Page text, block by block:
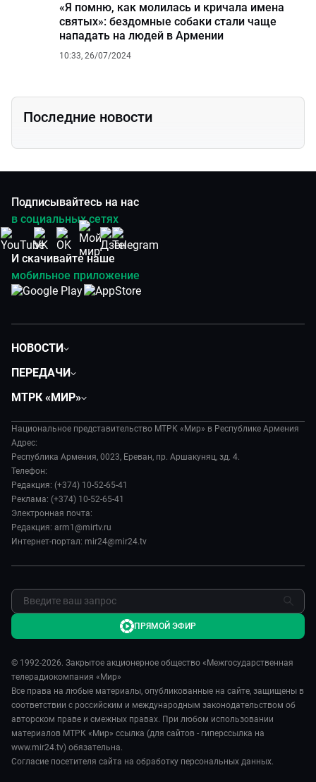
«Я помню, как молилась и кричала имена
святых»: бездомные собаки стали чаще
нападать на людей в Армении
10:33, 26/07/2024
Последние новости
Подписывайтесь на нас
в социальных сетях
И скачивайте наше
мобильное приложение
НОВОСТИ
Экономика
Происшествия
Наука и технологии
Культура
Спорт
ПЕРЕДАЧИ
Евразия. Культурно
Евразия. Регионы
Наши иностранцы
Пять причин поехать в...
Сделано в Содружестве
Я – волонтер
МТРК «МИР»
История
Руководство
Лица мира
Новости
Пресса о нас
Карьера
Национальное представительство МТРК «Мир» в Республике Армения
Адрес:
Республика Армения, 0023, Ереван, пр. Аршакуняц, зд. 4.
Телефон:
Редакция: (+374) 10-52-65-41
Реклама: (+374) 10-52-65-41
Электронная почта:
Редакция: arm1@mirtv.ru
Интернет-портал: mir24@mir24.tv
© 1992-2026. Закрытое акционерное общество «Межгосударственная
телерадиокомпания «Мир»
Все права на любые материалы, опубликованные на сайте, защищены в
соответствии с российским и международным законодательством об
авторском праве и смежных правах. При любом использовании
материалов МТРК «Мир» ссылка (для сайтов - гиперссылка на
www.mir24.tv) обязательна.
Согласие посетителя сайта на обработку персональных данных.
ПРЯМОЙ ЭФИР